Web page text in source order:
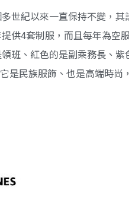
世紀以來一直保持不變，
供4套制服，而且每年為空
班、紅色的是副乘務長、
是民族服飾、也是高端時尚